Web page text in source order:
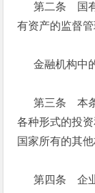
第二条 国有
有资产的监督管
金融机构中的
第三条 本条
各种形式的投
国家所有的其他
第四条 企业